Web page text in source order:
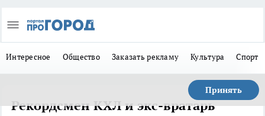
Интересное Общество Заказать рекламу Культура Спорт
Принять
Рекордсмен КХЛ и экс-вратарь